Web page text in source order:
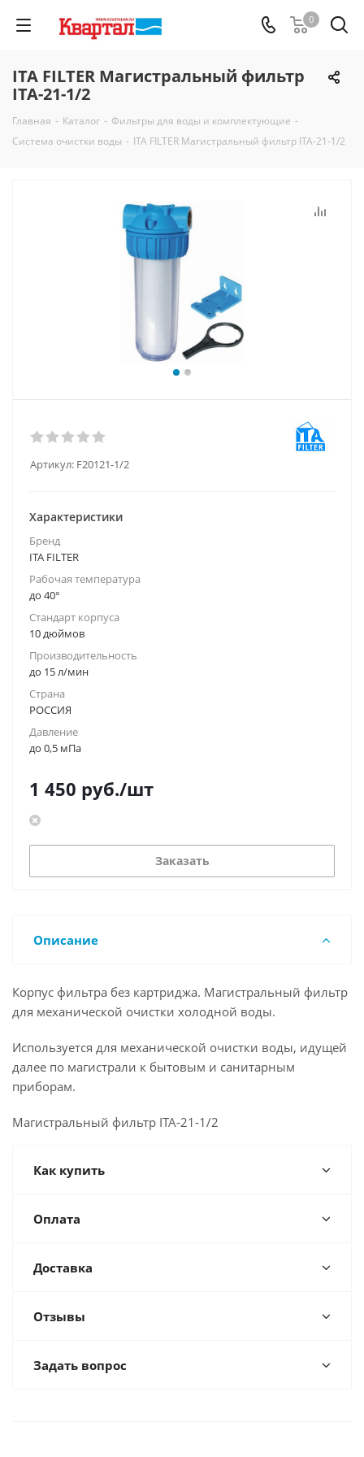
0
ITA FILTER Магистральный фильтр
ITA-21-1/2
Главная - Каталог - Фильтры для воды и комплектующие -
Система очистки воды - ITA FILTER Магистральный фильтр ITA-21-1/2
Артикул: F20121-1/2
Характеристики
Бренд
ITA FILTER
Рабочая температура
до 40°
Стандарт корпуса
10 дюймов
Производительность
до 15 л/мин
Страна
РОССИЯ
Давление
до 0,5 мПа
1 450 руб./шт
Заказать
Описание
Корпус фильтра без картриджа. Магистральный фильтр
для механической очистки холодной воды.
Используется для механической очистки воды, идущей
далее по магистрали к бытовым и санитарным
приборам.
Магистральный фильтр ITA-21-1/2
Как купить
Оплата
Доставка
Отзывы
Задать вопрос